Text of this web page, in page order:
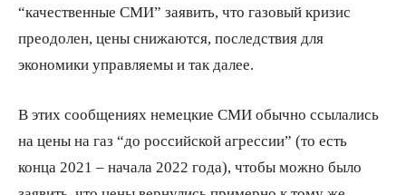
“качественные СМИ” заявить, что газовый кризис
преодолен, цены снижаются, последствия для
экономики управляемы и так далее.
В этих сообщениях немецкие СМИ обычно ссылались
на цены на газ “до российской агрессии” (то есть
конца 2021 – начала 2022 года), чтобы можно было